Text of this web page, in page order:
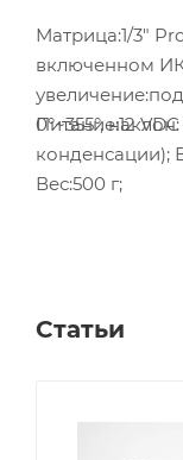
Матрица:1/3"
включенном
0°~355°,
Питание:12
конденсации);
Вес:500 г;
Статьи